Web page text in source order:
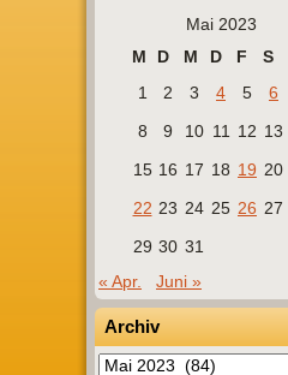
Mai 2023
M
D M D F S
1
2 3 4 5 6
8
9 10 11 12 13
15 16 17 18 19 20
22 23 24 25 26 27
29 30 31
« Apr.
Juni »
Archiv
Archiv